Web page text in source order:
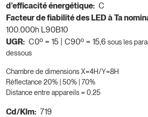
d'efficacité énergétique: C
Facteur de fiabilité des LED à Ta
100.000h L90B10
UGR: C0º = 15 | C90º = 15,6 sous les
dessous
Chambre de dimensions X=4H/Y=8H
Réflectance 20% | 50% | 70%
Distance entre appareils = 0.25
Cd/Klm: 719